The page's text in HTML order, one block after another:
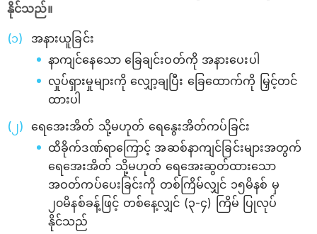
နိုင်သည်။
အနားယူခြင်း
နာကျင်နေသော ခြေချင်းဝတ်ကို အနားပေးပါ
လှုပ်ရှားမှုများကို လျှော့ချပြီး ခြေထောက်ကို မြှင့်တင်
ထားပါ
ရေအေးအိတ် သို့မဟုတ် ရေနွေးအိတ်ကပ်ခြင်း
ထိခိုက်ဒဏ်ရာကြောင့် အဆစ်နာကျင်ခြင်းများအတွက်
ရေအေးအိတ် သို့မဟုတ် ရေအေးဆွတ်ထားသော
အဝတ်ကပ်ပေးခြင်းကို တစ်ကြိမ်လျှင် ၁၅မိနစ် မှ
၂၀မိနစ်ခန့်ဖြင့် တစ်နေ့လျှင် (၃-၄) ကြိမ် ပြုလုပ်
နိုင်သည်